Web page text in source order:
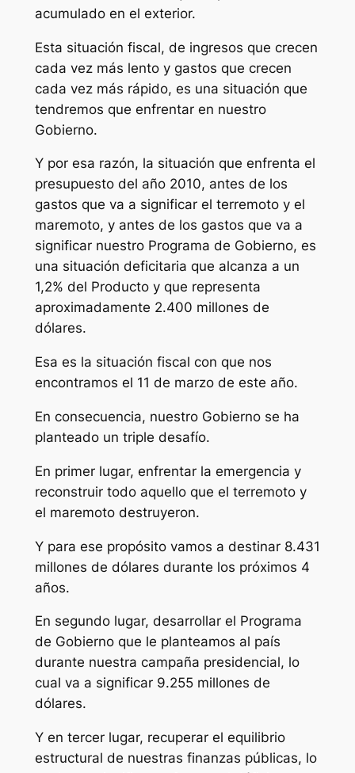
acumulado en el exterior.
Esta situación fiscal, de ingresos que crecen
cada vez más lento y gastos que crecen
cada vez más rápido, es una situación que
tendremos que enfrentar en nuestro
Gobierno.
Y por esa razón, la situación que enfrenta el
presupuesto del año 2010, antes de los
gastos que va a significar el terremoto y el
maremoto, y antes de los gastos que va a
significar nuestro Programa de Gobierno, es
una situación deficitaria que alcanza a un
1,2% del Producto y que representa
aproximadamente 2.400 millones de
dólares.
Esa es la situación fiscal con que nos
encontramos el 11 de marzo de este año.
En consecuencia, nuestro Gobierno se ha
planteado un triple desafío.
En primer lugar, enfrentar la emergencia y
reconstruir todo aquello que el terremoto y
el maremoto destruyeron.
Y para ese propósito vamos a destinar 8.431
millones de dólares durante los próximos 4
años.
En segundo lugar, desarrollar el Programa
de Gobierno que le planteamos al país
durante nuestra campaña presidencial, lo
cual va a significar 9.255 millones de
dólares.
Y en tercer lugar, recuperar el equilibrio
estructural de nuestras finanzas públicas, lo